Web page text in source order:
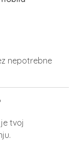
nepotrebne
tvoj